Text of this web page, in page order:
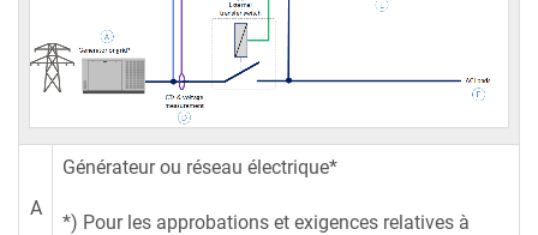
A
Générateur ou réseau électrique*
*) Pour les approbations et exigences relatives à